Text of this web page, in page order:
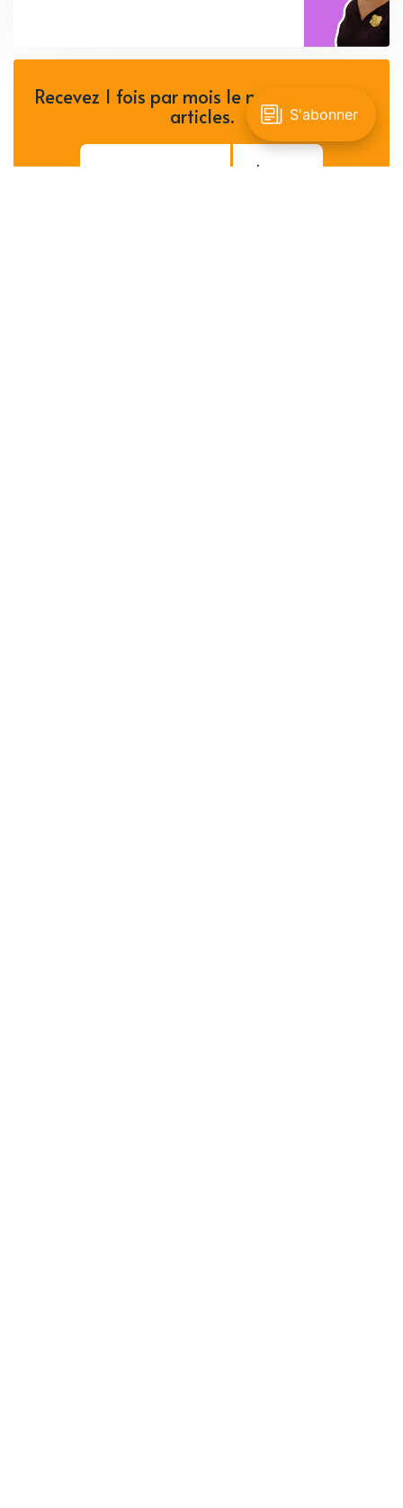
Recevez 1 fois par mois le meilleur de nos
articles.
S'inscrire